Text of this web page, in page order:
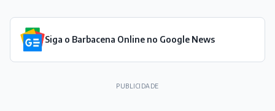
Siga o Barbacena Online no Google News
PUBLICIDADE